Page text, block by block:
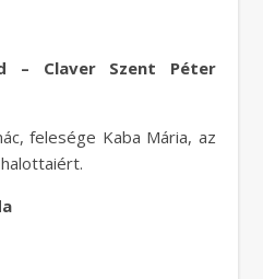
– Claver Szent Péter
felesége Kaba Mária, az